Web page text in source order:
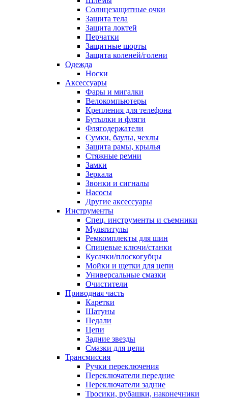
Солнцезащитные очки
Защита тела
Защита локтей
Перчатки
Защитные шорты
Защита коленей/голени
Одежда
Носки
Аксессуары
Фары и мигалки
Велокомпьютеры
Крепления для телефона
Бутылки и фляги
Флягодержатели
Сумки, баулы, чехлы
Защита рамы, крылья
Стяжные ремни
Замки
Зеркала
Звонки и сигналы
Насосы
Другие аксессуары
Инструменты
Спец. инструменты и съемники
Мультитулы
Ремкомплекты для шин
Спицевые ключи/станки
Кусачки/плоскогубцы
Мойки и щетки для цепи
Универсальные смазки
Очистители
Приводная часть
Каретки
Шатуны
Педали
Цепи
Задние звезды
Смазки для цепи
Трансмиссия
Ручки переключения
Переключатели передние
Переключатели задние
Тросики, рубашки, наконечники